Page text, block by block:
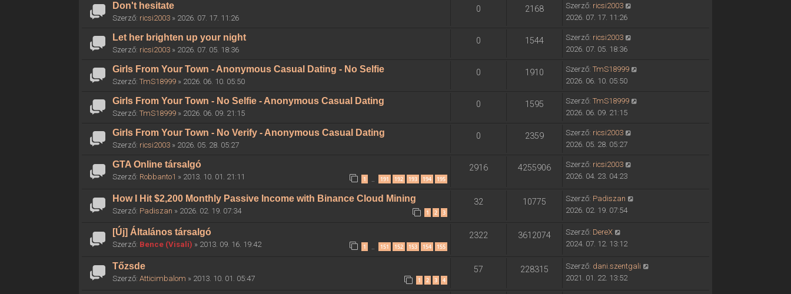
Don't hesitate
Szerző: ricsi2003 » 2026. 07. 17. 11:26
0 2168 Szerző: ricsi2003
2026. 07. 17. 11:26
Let her brighten up your night
Szerző: ricsi2003 » 2026. 07. 05. 18:36
0 1544 Szerző: ricsi2003
2026. 07. 05. 18:36
Girls From Your Town - Anonymous Casual Dating - No Selfie
Szerző:TmS18999 » 2026. 06. 10. 05:50
0 1910 Szerző: TmS18999
2026. 06. 10. 05:50
Girls From Your Town - No Selfie - Anonymous Casual Dating
Szerző:TmS18999 » 2026. 06. 09. 21:15
0 1595 Szerző: TmS18999
2026. 06. 09. 21:15
Girls From Your Town - No Verify - Anonymous Casual Dating
Szerző: ricsi2003 » 2026. 05. 28. 05:27
0 2359 Szerző: ricsi2003
2026. 05. 28. 05:27
GTA Online társalgó
Szerző: Robbanto1 » 2013. 10. 01. 21:11 1 … 191 192 193 194 195
2916 4255906 Szerző: ricsi2003
2026. 04. 23. 04:23
How I Hit $2,200 Monthly Passive Income with Binance Cloud Mining
Szerző: Padiszan » 2026. 02. 19. 07:34 1 2 3
32 10775 Szerző: Padiszan
2026. 02. 19. 07:54
[Új] Általános társalgó
Szerző: Bence (Visali) » 2013. 09. 16. 19:42 1 … 151 152 153 154 155
2322 3612074 Szerző: DereX
2024. 07. 12. 13:12
Tőzsde
Szerző:Atticimbalom » 2013. 10. 01. 05:47 1 2 3 4
57 228315 Szerző: dani.szentgali
2021. 01. 22. 13:52